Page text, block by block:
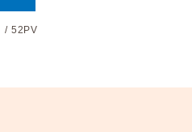
/ 52PV